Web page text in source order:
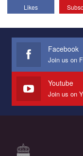
Эмоционально
представляющий
Мы просим вас
наш план по борьбе с
СОГИ в Украине.
Все, что вам нужно
Likes
Facebook
Youtube
Join us on